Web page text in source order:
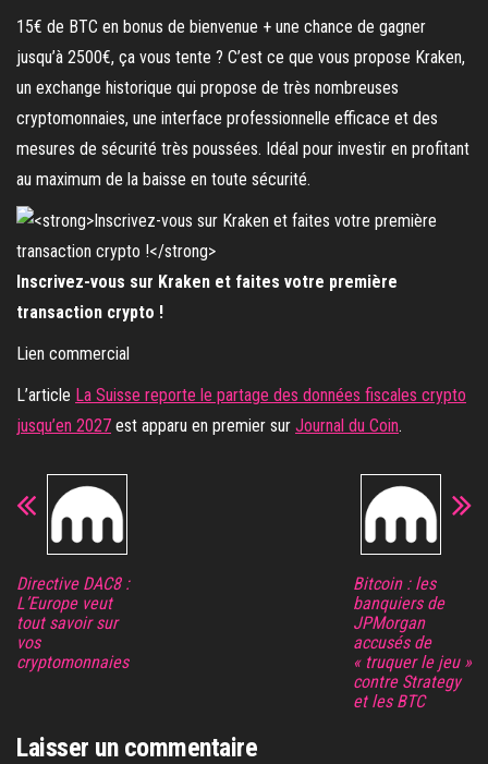
15€ de BTC en bonus de bienvenue + une chance de gagner
jusqu’à 2500€, ça vous tente ? C’est ce que vous propose Kraken,
un exchange historique qui propose de très nombreuses
cryptomonnaies, une interface professionnelle efficace et des
mesures de sécurité très poussées. Idéal pour investir en profitant
au maximum de la baisse en toute sécurité.
Inscrivez-vous sur Kraken et faites votre première
transaction crypto !
Lien commercial
L’article La Suisse reporte le partage des données fiscales crypto
jusqu’en 2027 est apparu en premier sur Journal du Coin.
Directive DAC8 :
L’Europe veut
tout savoir sur
vos
cryptomonnaies
Bitcoin : les
banquiers de
JPMorgan
accusés de
« truquer le jeu »
contre Strategy
et les BTC
Laisser un commentaire